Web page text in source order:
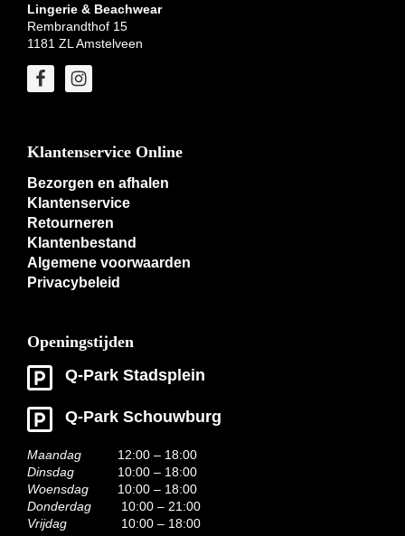
Lingerie & Beachwear
Rembrandthof 15
1181 ZL Amstelveen
Klantenservice Online
Bezorgen en afhalen
Klantenservice
Retourneren
Klantenbestand
Algemene voorwaarden
Privacybeleid
Openingstijden
Q-Park Stadsplein
Q-Park Schouwburg
Maandag
12:00 – 18:00
Dinsdag
10:00 – 18:00
Woensdag
10:00 – 18:00
Donderdag
10:00 – 21:00
Vrijdag
10:00 – 18:00